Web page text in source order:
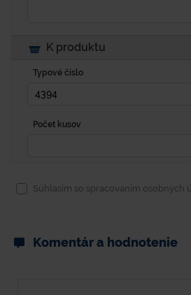
K produktu
Typové číslo
Počet kusov
Súhlasím so spracovaním osobných
Komentár a hodnotenie